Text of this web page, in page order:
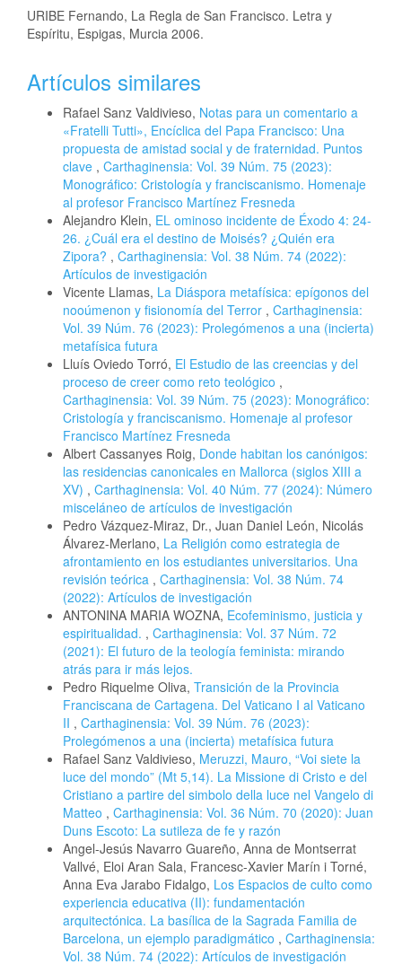
URIBE Fernando, La Regla de San Francisco. Letra y
Espíritu, Espigas, Murcia 2006.
Artículos similares
Rafael Sanz Valdivieso, Notas para un comentario a
«Fratelli Tutti», Encíclica del Papa Francisco: Una
propuesta de amistad social y de fraternidad. Puntos
clave , Carthaginensia: Vol. 39 Núm. 75 (2023):
Monográfico: Cristología y franciscanismo. Homenaje
al profesor Francisco Martínez Fresneda
Alejandro Klein, EL ominoso incidente de Éxodo 4: 24-
26. ¿Cuál era el destino de Moisés? ¿Quién era
Zipora? , Carthaginensia: Vol. 38 Núm. 74 (2022):
Artículos de investigación
Vicente Llamas, La Diáspora metafísica: epígonos del
nooúmenon y fisionomía del Terror , Carthaginensia:
Vol. 39 Núm. 76 (2023): Prolegómenos a una (incierta)
metafísica futura
Lluís Oviedo Torró, El Estudio de las creencias y del
proceso de creer como reto teológico ,
Carthaginensia: Vol. 39 Núm. 75 (2023): Monográfico:
Cristología y franciscanismo. Homenaje al profesor
Francisco Martínez Fresneda
Albert Cassanyes Roig, Donde habitan los canónigos:
las residencias canonicales en Mallorca (siglos XIII a
XV) , Carthaginensia: Vol. 40 Núm. 77 (2024): Número
misceláneo de artículos de investigación
Pedro Vázquez-Miraz, Dr., Juan Daniel León, Nicolás
Álvarez-Merlano, La Religión como estrategia de
afrontamiento en los estudiantes universitarios. Una
revisión teórica , Carthaginensia: Vol. 38 Núm. 74
(2022): Artículos de investigación
ANTONINA MARIA WOZNA, Ecofeminismo, justicia y
espiritualidad. , Carthaginensia: Vol. 37 Núm. 72
(2021): El futuro de la teología feminista: mirando
atrás para ir más lejos.
Pedro Riquelme Oliva, Transición de la Provincia
Franciscana de Cartagena. Del Vaticano I al Vaticano
II , Carthaginensia: Vol. 39 Núm. 76 (2023):
Prolegómenos a una (incierta) metafísica futura
Rafael Sanz Valdivieso, Meruzzi, Mauro, “Voi siete la
luce del mondo” (Mt 5,14). La Missione di Cristo e del
Cristiano a partire del simbolo della luce nel Vangelo di
Matteo , Carthaginensia: Vol. 36 Núm. 70 (2020): Juan
Duns Escoto: La sutileza de fe y razón
Angel-Jesús Navarro Guareño, Anna de Montserrat
Vallvé, Eloi Aran Sala, Francesc-Xavier Marín i Torné,
Anna Eva Jarabo Fidalgo, Los Espacios de culto como
experiencia educativa (II): fundamentación
arquitectónica. La basílica de la Sagrada Familia de
Barcelona, un ejemplo paradigmático , Carthaginensia:
Vol. 38 Núm. 74 (2022): Artículos de investigación